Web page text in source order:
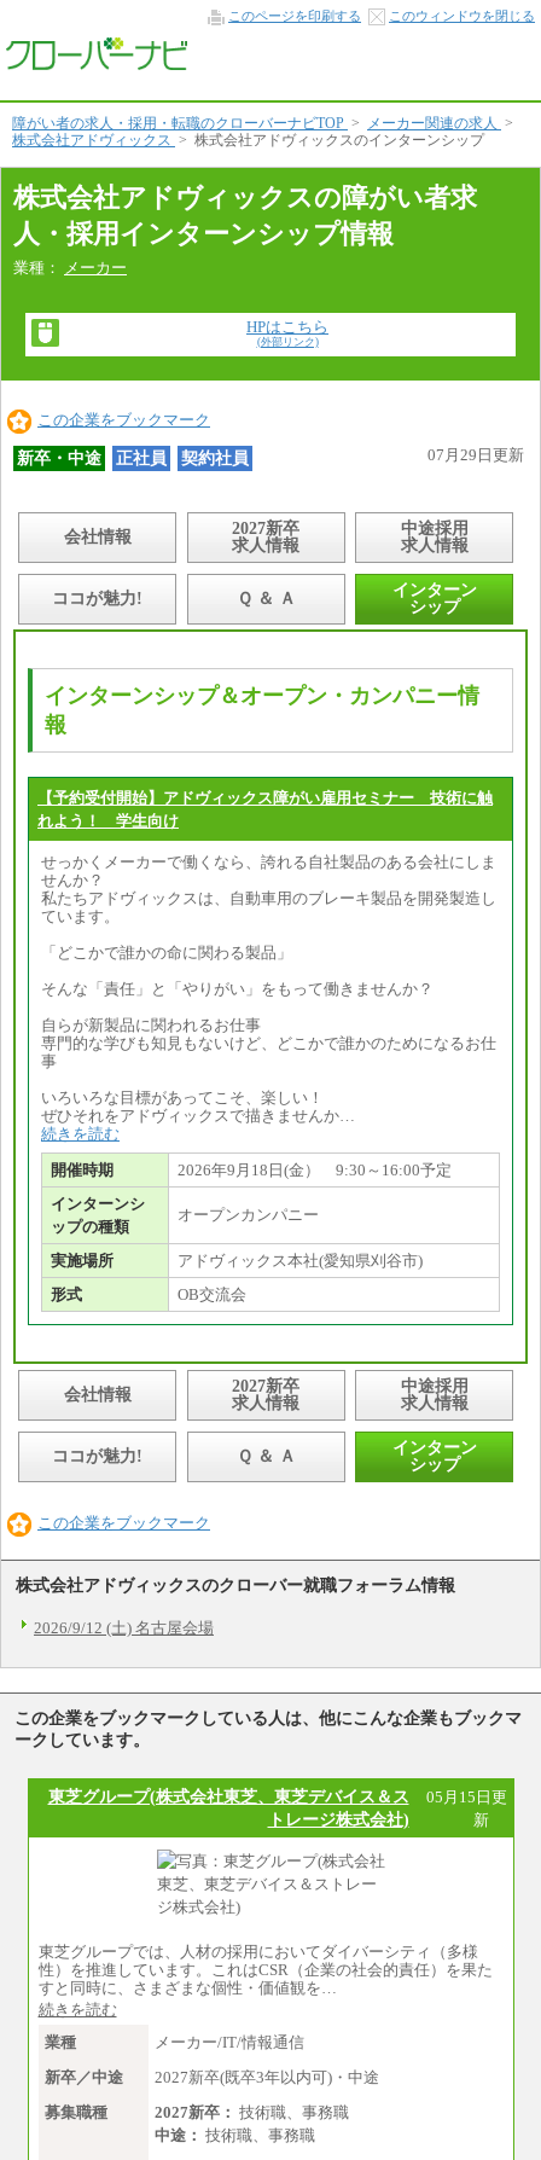
タ
ー
シ
ッ
プ
報！
本
文
このページを印刷する このウィンドウを閉じる
障がい者の求人・採用・転職のクローバーナビTOP > メーカー関連の求人 >
株式会社アドヴィックス > 株式会社アドヴィックスのインターンシップ
株式会社アドヴィックスの障がい者求
人・採用インターンシップ情報
業種： メーカー
HPはこちら
(外部リンク)
この企業をブックマーク
新卒・中途 正社員 契約社員 07月29日更新
会社情報
2027新卒
求人情報
中途採用
求人情報
ココが魅力! Ｑ ＆ Ａ
インターン
シップ
インターンシップ＆オープン・カンパニー情
報
【予約受付開始】アドヴィックス障がい雇用セミナー 技術に触
れよう！ 学生向け
せっかくメーカーで働くなら、誇れる自社製品のある会社にしま
せんか？
私たちアドヴィックスは、自動車用のブレーキ製品を開発製造し
ています。
「どこかで誰かの命に関わる製品」
そんな「責任」と「やりがい」をもって働きませんか？
自らが新製品に関われるお仕事
専門的な学びも知見もないけど、どこかで誰かのためになるお仕
事
いろいろな目標があってこそ、楽しい！
ぜひそれをアドヴィックスで描きませんか…
続きを読む
開催時期
2026年9月18日(金） 9:30～16:00予定
インターンシ
ップの種類
オープンカンパニー
実施場所
アドヴィックス本社(愛知県刈谷市)
形式
OB交流会
会社情報
2027新卒
求人情報
中途採用
求人情報
ココが魅力! Ｑ ＆ Ａ
インターン
シップ
この企業をブックマーク
株式会社アドヴィックスのクローバー就職フォーラム情報
2026/9/12 (土) 名古屋会場
この企業をブックマークしている人は、他にこんな企業もブックマ
ークしています。
東芝グループ(株式会社東芝、東芝デバイス＆ス
トレージ株式会社)
05月15日更
新
東芝グループでは、人材の採用においてダイバーシティ（多様
性）を推進しています。これはCSR（企業の社会的責任）を果た
すと同時に、さまざまな個性・価値観を…
続きを読む
業種
メーカー/IT/情報通信
新卒／中途
2027新卒(既卒3年以内可)・中途
募集職種
2027新卒： 技術職、事務職
中途： 技術職、事務職